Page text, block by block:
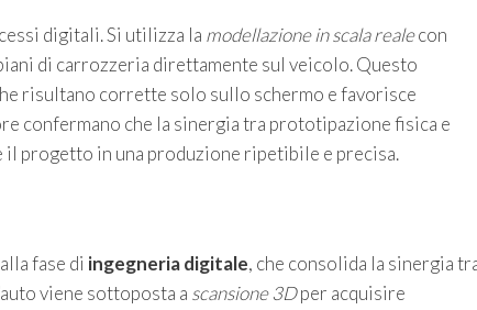
digitali. Si utilizza la modellazione in scala realecon
di carrozzeria direttamente sul veicolo. Questo
risultano corrette solo sullo schermo e favorisce
confermano che la sinergia tra prototipazione fisica e
progetto in una produzione ripetibile e precisa.
fase di ingegneria digitale, che consolida la sinergia
viene sottoposta a scansione 3Dper acquisire